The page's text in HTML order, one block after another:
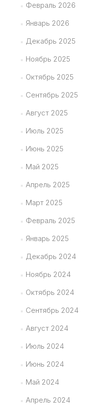
Февраль 2026
Январь 2026
Декабрь 2025
Ноябрь 2025
Октябрь 2025
Сентябрь 2025
Август 2025
Июль 2025
Июнь 2025
Май 2025
Апрель 2025
Март 2025
Февраль 2025
Январь 2025
Декабрь 2024
Ноябрь 2024
Октябрь 2024
Сентябрь 2024
Август 2024
Июль 2024
Июнь 2024
Май 2024
Апрель 2024